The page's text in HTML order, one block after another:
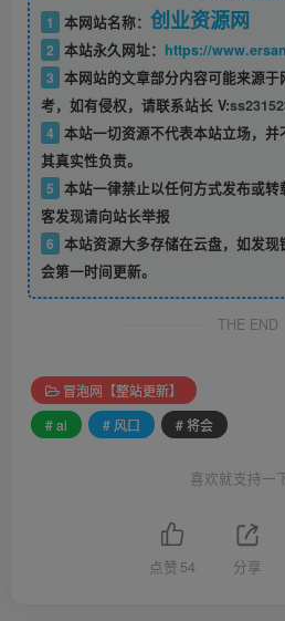
1 本网站名称： 创业资源网
2 本站永久网址： https://
3 本网站的文章部分内容可能来源
考，如有侵权，请联系站长 V:
4 本站一切资源不代表本站立场，
其真实性负责。
5 本站一律禁止以任何方式发布或
客发现请向站长举报
6 本站资源大多存储在云盘，如发
会第一时间更新。
THE END
冒泡网【整站更新】
# ai
# 风口 # 将会
喜欢就支持一
点赞 54 分享